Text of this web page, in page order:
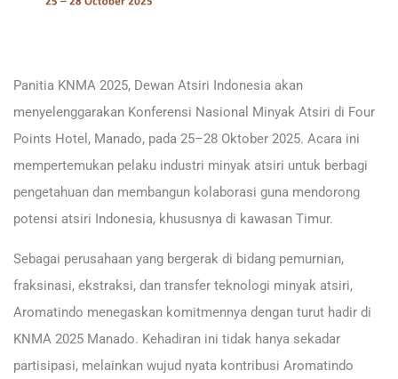
Panitia KNMA 2025, Dewan Atsiri Indonesia akan
menyelenggarakan Konferensi Nasional Minyak Atsiri di Four
Points Hotel, Manado, pada 25–28 Oktober 2025. Acara ini
mempertemukan pelaku industri minyak atsiri untuk berbagi
pengetahuan dan membangun kolaborasi guna mendorong
potensi atsiri Indonesia, khususnya di kawasan Timur.
Sebagai perusahaan yang bergerak di bidang pemurnian,
fraksinasi, ekstraksi, dan transfer teknologi minyak atsiri,
Aromatindo menegaskan komitmennya dengan turut hadir di
KNMA 2025 Manado. Kehadiran ini tidak hanya sekadar
partisipasi, melainkan wujud nyata kontribusi Aromatindo